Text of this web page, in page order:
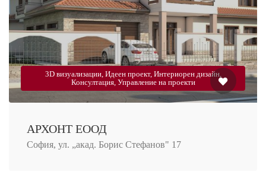
3D визуализации, Идеен проект, Интериорен дизайн,
Консултация, Управление на проекти
АРХОНТ ЕООД
София, ул. „акад. Борис Стефанов" 17